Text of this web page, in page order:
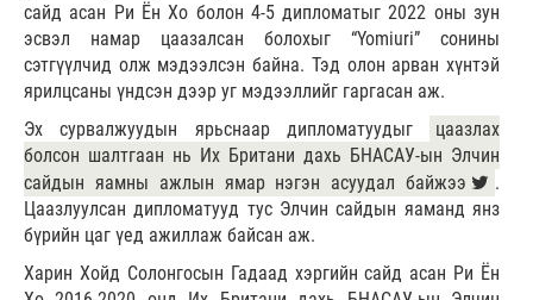
сайд асан Ри Ён Хо болон 4-5 дипломатыг 2022 оны зун
эсвэл намар цаазалсан болохыг “Yomiuri” сонины
сэтгүүлчид олж мэдээлсэн байна. Тэд олон арван хүнтэй
ярилцсаны үндсэн дээр уг мэдээллийг гаргасан аж.
Эх сурвалжуудын ярьснаар дипломатуудыг
цаазлах
болсон шалтгаан нь Их Британи дахь БНАСАУ-ын Элчин
сайдын яамны ажлын ямар нэгэн асуудал байжээ
.
Цаазлуулсан дипломатууд тус Элчин сайдын яаманд янз
бүрийн цаг үед ажиллаж байсан аж.
Харин Хойд Солонгосын Гадаад хэргийн сайд асан Ри Ён